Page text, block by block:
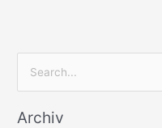
c
Archiv